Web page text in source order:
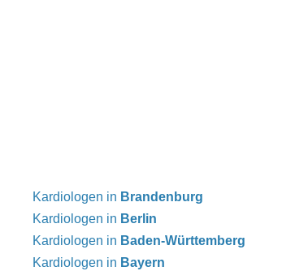
Kardiologen in Brandenburg
Kardiologen in Berlin
Kardiologen in Baden-Württemberg
Kardiologen in Bayern